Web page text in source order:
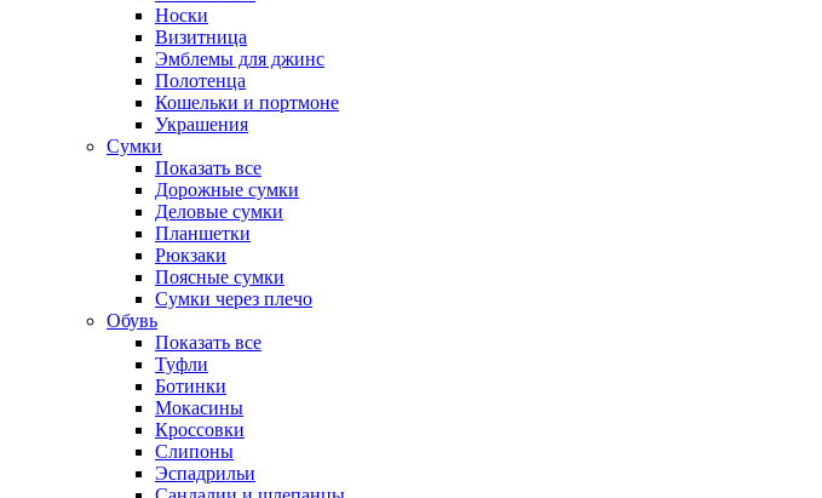
Носки
Визитница
Эмблемы для джинс
Полотенца
Кошельки и портмоне
Украшения
Сумки
Показать все
Дорожные сумки
Деловые сумки
Планшетки
Рюкзаки
Поясные сумки
Сумки через плечо
Обувь
Показать все
Туфли
Ботинки
Мокасины
Кроссовки
Слипоны
Эспадрильи